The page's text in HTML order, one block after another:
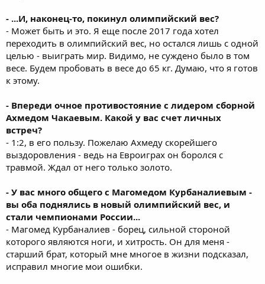
- ...И, наконец-то, покинул олимпийский вес?
- Может быть и это. Я еще после 2017 года хотел
переходить в олимпийский вес, но остался лишь с одной
целью - выиграть мир. Видимо, не суждено было в том
весе. Будем пробовать в весе до 65 кг. Думаю, что я готов
к этому.
- Впереди очное противостояние с лидером сборной
Ахмедом Чакаевым. Какой у вас счет личных
встреч?
- 1:2, в его пользу. Пожелаю Ахмеду скорейшего
выздоровления - ведь на Евроиграх он боролся с
травмой. Ждал от него только золото.
- У вас много общего с Магомедом Курбаналиевым -
вы оба поднялись в новый олимпийский вес, и
стали чемпионами России...
- Магомед Курбаналиев - борец, сильной стороной
которого являются ноги, и хитрость. Он для меня -
старший брат, который мне многое в жизни подсказал,
исправил многие мои ошибки.